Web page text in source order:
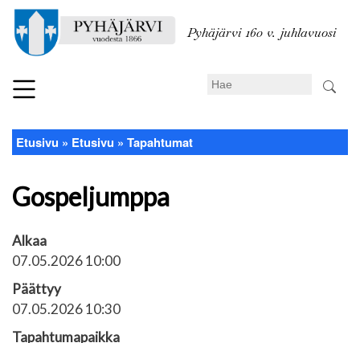
pääsisältöön
Pyhäjärvi 160 v. juhlavuosi
Search
Murupolku
Etusivu Etusivu Tapahtumat
Gospeljumppa
Alkaa
07.05.2026 10:00
Päättyy
07.05.2026 10:30
Tapahtumapaikka